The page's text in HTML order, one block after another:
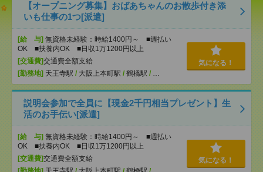
【オープニング募集】おばあちゃんのお散歩付き添
いも仕事の1つ[派遣]
[給 与] 無資格未経験：時給1400円～ ■週払い
OK ■扶養内OK ■日収1万1200円以上
[交通費]交通費全額支給
[勤務地] 天王寺駅 / 大阪上本町駅 / 鶴橋駅 / …
気になる！
説明会参加で全員に【現金2千円相当プレゼント】生
活のお手伝い[派遣]
[給 与] 無資格未経験：時給1400円～ ■週払い
OK ■扶養内OK ■日収1万1200円以上
[交通費]交通費全額支給
気になる！